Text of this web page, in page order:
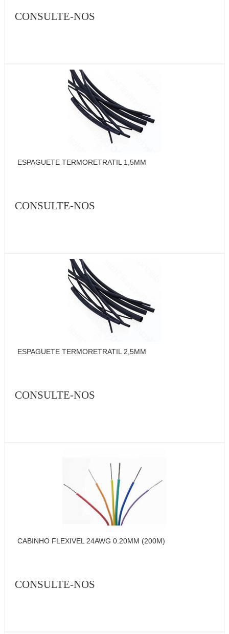
CONSULTE-NOS
ESPAGUETE TERMORETRATIL 1,5MM
CONSULTE-NOS
ESPAGUETE TERMORETRATIL 2,5MM
CONSULTE-NOS
CABINHO FLEXIVEL 24AWG 0.20MM (200M)
CONSULTE-NOS